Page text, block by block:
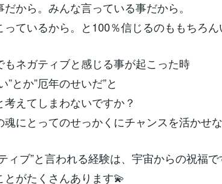
から。みんな言っている事だから。
ているから。と100％信じるのももちろ
もネガティブと感じる事が起こった時
とか”厄年のせいだ”と
えてしまわないですか？
にとってのせっかくにチャンスを活かせ
ィブ”と言われる経験は、宇宙からの祝福
がたくさんあります💫